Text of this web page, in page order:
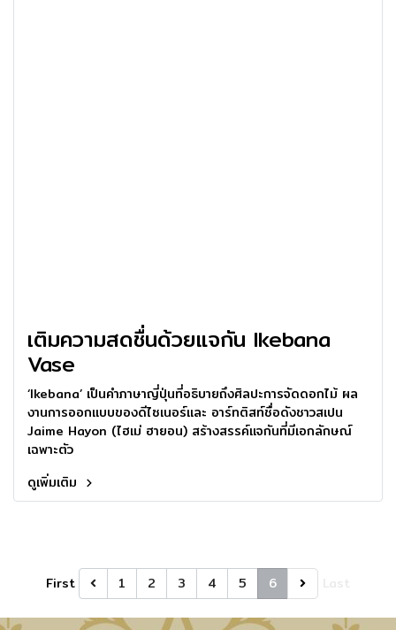
เติมความสดชื่นด้วยแจกัน Ikebana
Vase
‘Ikebana’ เป็นคำภาษาญี่ปุ่นที่อธิบายถึงศิลปะการจัดดอกไม้ ผล
งานการออกแบบของดีไซเนอร์และ อาร์ทติสท์ชื่อดังชาวสเปน
Jaime Hayon (ไฮเม่ ฮายอน) สร้างสรรค์แจกันที่มีเอกลักษณ์
เฉพาะตัว
ดูเพิ่มเติม
First 1 2 3 4 5 6